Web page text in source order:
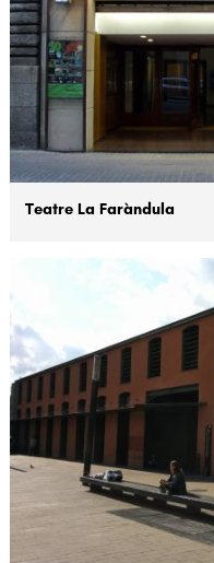
Teatre La Faràndula